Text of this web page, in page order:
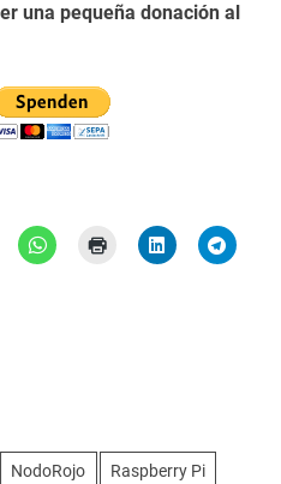
una pequeña donación al
NodoRojo Raspberry Pi